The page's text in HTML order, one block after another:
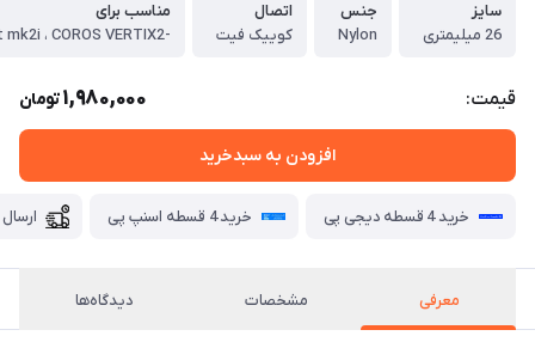
سایز
26 میلیمتری
جنس
Nylon
اتصال
کوییک فیت
مناسب برای
قیمت: 1,980,000تومان
افزودن به سبدخرید
خرید 4 قسطه دیجی پی خرید 4 قسطه اسنپ پی
معرفی مشخصات دیدگاه‌ها